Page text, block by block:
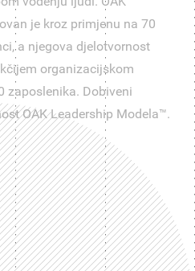
je kroz primjenu na 70
a njegova djelotvornost
organizacijskom
zaposlenika. Dobiveni
OAK Leadership Modela™.